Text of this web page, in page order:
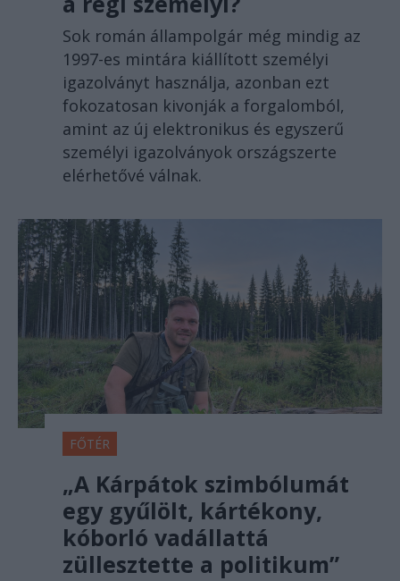
Sok román állampolgár még mindig az
1997-es mintára kiállított személyi
igazolványt használja, azonban ezt
fokozatosan kivonják a forgalomból,
amint az új elektronikus és egyszerű
személyi igazolványok országszerte
elérhetővé válnak.
FŐTÉR
„A Kárpátok szimbólumát
egy gyűlölt, kártékony,
kóborló vadállattá
züllesztette a politikum”